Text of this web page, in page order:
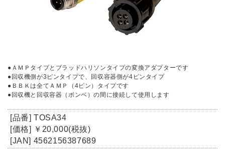
●ＡＭＰタイプとブラッドハリソンタイプの変換アダプターです
●回収機側が3ピンタイプで、回収容器側が4ピンタイプ
●ＢＢＫは全てＡＭＰ（4ピン）タイプです
●回収機と回収容器（ボンベ）の間に接続して使用します
[品番] TOSA34
[価格] ￥20,000(税抜)
[JAN] 4562156387689